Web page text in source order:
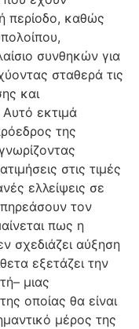
περίοδο, καθώς
συνθηκών για
σταθερά τις
και
εκτιμά
της
στις τιμές
ελλείψεις σε
τον
πως η
σχεδιάζει αύξηση
εξετάζει την
μιας
οποίας θα είναι
μέρος της